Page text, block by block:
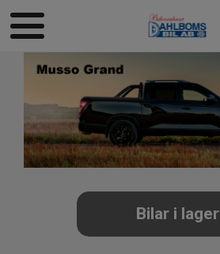
Bilar i lager